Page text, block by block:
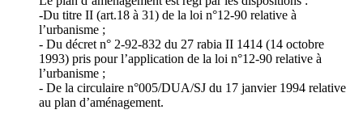
-Du titre II (art.18 à 31) de la loi n°12-90 relative à
l’urbanisme ;
- Du décret n° 2-92-832 du 27 rabia II 1414 (14 octobre
1993) pris pour l’application de la loi n°12-90 relative à
l’urbanisme ;
- De la circulaire n°005/DUA/SJ du 17 janvier 1994 relative
au plan d’aménagement.